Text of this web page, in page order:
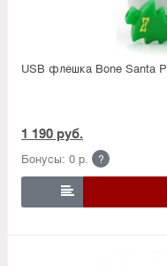
USB флешка Bone Santa
1 190 руб.
Бонусы: 0 р. ?
